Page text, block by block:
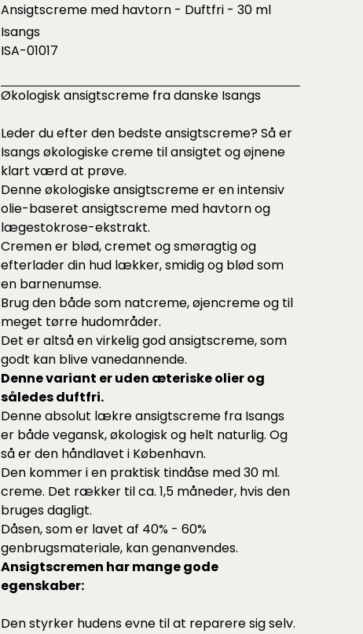
Ansigtscreme med havtorn - Duftfri - 30 ml
Isangs
ISA-01017
Økologisk ansigtscreme fra danske Isangs
Leder du efter den bedste ansigtscreme? Så er
Isangs økologiske creme til ansigtet og øjnene
klart værd at prøve.
Denne økologiske ansigtscreme er en intensiv
olie-baseret ansigtscreme med havtorn og
lægestokrose-ekstrakt.
Cremen er blød, cremet og smøragtig og
efterlader din hud lækker, smidig og blød som
en barnenumse.
Brug den både som natcreme, øjencreme og til
meget tørre hudområder.
Det er altså en virkelig god ansigtscreme, som
godt kan blive vanedannende.
Denne variant er uden æteriske olier og
således duftfri.
Denne absolut lækre ansigtscreme fra Isangs
er både vegansk, økologisk og helt naturlig. Og
så er den håndlavet i København.
Den kommer i en praktisk tindåse med 30 ml.
creme. Det rækker til ca. 1,5 måneder, hvis den
bruges dagligt.
Dåsen, som er lavet af 40% - 60%
genbrugsmateriale, kan genanvendes.
Ansigtscremen har mange gode
egenskaber:
Den styrker hudens evne til at reparere sig selv.